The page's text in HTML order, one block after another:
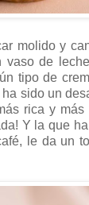
molido y
vaso de
tipo de
sido un
rica y
Y la que
le da un